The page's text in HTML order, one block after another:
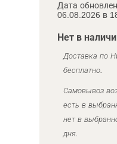
Дата
06.08.2026 в
Нет в
Доставка по
бесплатно.
Самовывоз
есть в
нет в
дня.